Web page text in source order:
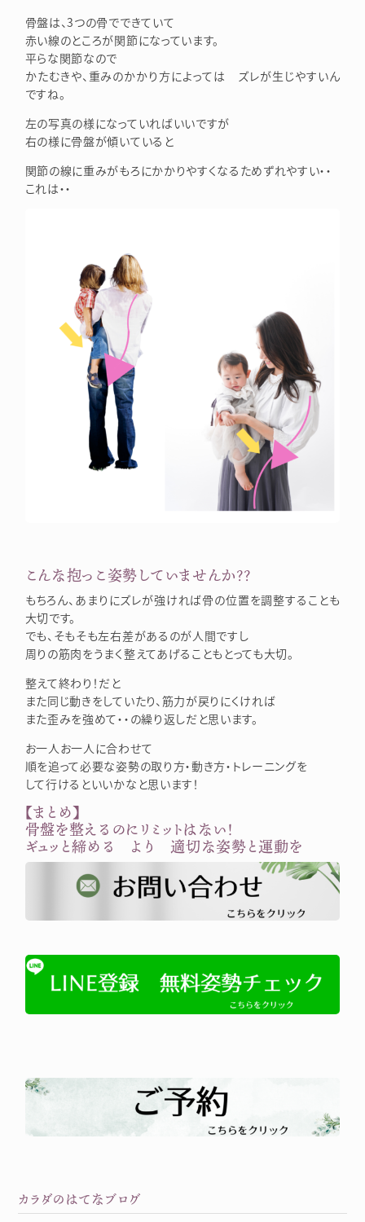
骨盤は、3つの骨でできていて
赤い線のところが関節になっています。
平らな関節なので
かたむきや、重みのかかり方によっては ズレが生じやすいん
ですね。
左の写真の様になっていればいいですが
右の様に骨盤が傾いていると
関節の線に重みがもろにかかりやすくなるためずれやすい・・
これは・・
こんな抱っこ姿勢していませんか？？
もちろん、あまりにズレが強ければ骨の位置を調整することも
大切です。
でも、そもそも左右差があるのが人間ですし
周りの筋肉をうまく整えてあげることもとっても大切。
整えて終わり！だと
また同じ動きをしていたり、筋力が戻りにくければ
また歪みを強めて・・の繰り返しだと思います。
お一人お一人に合わせて
順を追って必要な姿勢の取り方・動き方・トレーニングを
して行けるといいかなと思います！
【まとめ】
骨盤を整えるのにリミットはない！
ギュッと締める より 適切な姿勢と運動を
カラダのはてなブログ